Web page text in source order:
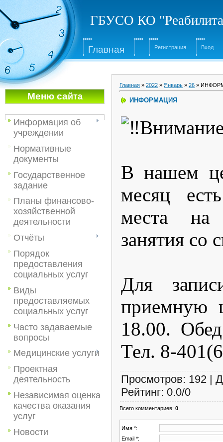
ГБУСО КО
Главная Регистрация Вход
Меню сайта
Информация об
учреждении
Нормативные
документы
Государственное
задание
Планы финансово-
хозяйственной
деятельности
Отчёты
Порядок
предоставления
социальных услуг
Виды
предоставляемых
социальных услуг
Часто задаваемые
вопросы
Медицинские услуги
Проектная
деятельность
Независимая оценка
качества оказания
услуг
Новости
Главная » 2022 » Январь » 26 »
ИНФОРМАЦИЯ
В нашем
месяц
места на
занятия со
Для
приемную
18.00.
Тел. 8-
Просмотров: 192 |
Рейтинг: 0.0/0
Всего комментариев: 0
Имя *:
Email *: